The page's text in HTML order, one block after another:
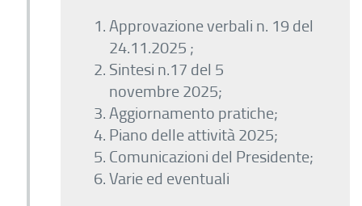
Approvazione verbali n. 19 del
24.11.2025 ;
Sintesi n.17 del 5
novembre 2025;
Aggiornamento pratiche;
Piano delle attività 2025;
Comunicazioni del Presidente;
Varie ed eventuali